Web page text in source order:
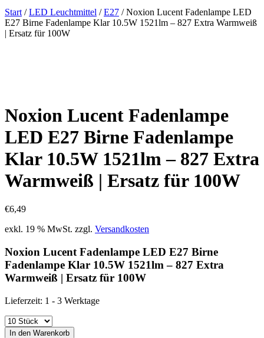
Start /LED Leuchtmittel /E27 / Noxion Lucent Fadenlampe LED
E27 Birne Fadenlampe Klar 10.5W 1521lm – 827 Extra Warmweiß
| Ersatz für 100W
Noxion Lucent Fadenlampe
LED E27 Birne Fadenlampe
Klar 10.5W 1521lm – 827 Extra
Warmweiß | Ersatz für 100W
€6,49
exkl. 19 % MwSt. zzgl. Versandkosten
Noxion Lucent Fadenlampe LED E27 Birne
Fadenlampe Klar 10.5W 1521lm – 827 Extra
Warmweiß | Ersatz für 100W
Lieferzeit: 1 - 3 Werktage
In den Warenkorb